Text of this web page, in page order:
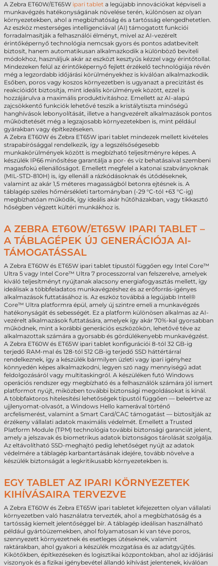
A Zebra ET60W/ET65W ipari tablet a legújabb innovációkat képviseli a
munkavégzés hatékonyságának növelése terén, különösen az olyan
környezetekben, ahol a megbízhatóság és a tartósság elengedhetetlen.
Az eszköz mesterséges intelligenciával (AI) támogatott funkciói
forradalmasítják a felhasználói élményt, mivel az AI-vezérelt
érintőképernyő technológia nemcsak gyors és pontos adatbevitelt
biztosít, hanem automatikusan alkalmazkodik a különböző beviteli
módokhoz, használjuk akár az eszközt kesztyűs kézzel vagy érintőtollal.
Mindezeken felül az érintőképernyő fejlett érzékelő technológiája révén
még a legzordabb időjárási körülményekhez is kiválóan alkalmazkodik.
Esőben, poros vagy koszos környezetben is ugyanazt a precizitást és
reakcióidőt biztosítja, mint ideális körülmények között, ezzel is
hozzájárulva a maximális produktivitáshoz. Emellett az AI-alapú
zajcsökkentő funkciók lehetővé teszik a kristálytiszta minőségű
hanghívások lebonyolítását, illetve a hangvezérelt alkalmazások pontos
működtetését még a legzajosabb környezetekben is, mint például
gyárakban vagy építkezéseken.
A Zebra ET60W és Zebra ET65W ipari tablet mindezek mellett kivételes
strapabírósággal rendelkezik, így a legszélsőségesebb
munkakörülmények között is megbízható teljesítményre képes. A
készülék IP66 minősítése garantálja a por- és víz behatásaival szembeni
magasfokú ellenállóságot. Emellett megfelel a katonai szabványoknak
(MIL-STD-810H) is, így ellenáll a rázkódásoknak és ütődéseknek,
valamint az akár 1,5 méteres magasságból betonra ejtésnek is. A
táblagép széles hőmérsékleti tartományban (-29 °C-tól +63 °C-ig)
megbízhatóan működik, így ideális akár hűtőházakban, vagy tikkasztó
hőségben végzett kültéri munkákhoz is.
A ZEBRA ET60W/ET65W IPARI TABLET –
A TÁBLAGÉPEK ÚJ GENERÁCIÓJA AI-
TÁMOGATÁSSAL
A Zebra ET60W és ET65W ipari tablet típustól függően egy Intel Core™
Ultra 5 vagy Intel Core™ Ultra 7 processzorral van felszerelve, amelyek
kiváló teljesítményt nyújtanak alacsony energiafogyasztás mellett, így
ideálisak a többfeladatos munkavégzéshez és az erőforrás-igényes
alkalmazások futtatásához is. Az eszköz továbbá a legújabb Intel®
Core™ Ultra platformra épül, amely új szintre emeli a munkavégzés
hatékonyságát és sebességét. Ez a platform különösen alkalmas az AI-
vezérelt alkalmazások futtatására, amelyek így akár 70%-kal gyorsabban
működnek, mint a korábbi generációs eszközökön, lehetővé téve az
alkalmazottak számára a gyorsabb és gördülékenyebb munkavégzést.
A Zebra ET60W és ET65W ipari tablet konfigurációi 8-tól 32 GB-ig
terjedő RAM-mal és 128-tól 512 GB-ig terjedő SSD háttértárral
rendelkeznek, így a készülék bármilyen üzleti vagy ipari igényhez
könnyedén képes alkalmazkodni, legyen szó nagy mennyiségű adat
feldolgozásáról vagy multitaskingról. A készüléken futó Windows
operációs rendszer egy megbízható és a felhasználók számára jól ismert
platformot nyújt, miközben további biztonsági megoldásokat is kínál.
A többfaktoros hitelesítési lehetőségek típustól függően — beleértve az
ujjlenyomat-olvasót, a Windows Hello kamerával történő
arcfelismerést, valamint a Smart Card/CAC támogatást — biztosítják az
érzékeny vállalati adatok maximális védelmét. Emellett a Trusted
Platform Module (TPM) technológia további biztonsági garanciát jelent,
amely a jelszavak és biometrikus adatok biztonságos tárolását szolgálja.
Az eltávolítható SSD-meghajtó pedig lehetőséget nyújt az adatok
védelmére a táblagép karbantartásának idejére, tovább növelve a
készülék biztonságát a legkritikusabb környezetekben is.
EGY TABLET AZ IPARI KÖRNYEZETEK
KIHÍVÁSAIRA TERVEZVE
A Zebra ET60W és Zebra ET65W ipari tabletet kifejezetten olyan vállalati
környezetben való használatra tervezték, ahol a megbízhatóság és a
tartósság kiemelt jelentőséggel bír. A táblagép ideálisan használható
például gyártóüzemekben, ahol folyamatosan ki van téve poros,
szennyezett környezetnek és esetleges ütéseknek, valamint
raktárakban, ahol gyakori a készülék mozgatása és az adatgyűjtés.
Kikötőkben, építkezéseken és logisztikai központokban, ahol az időjárási
viszonyok és a fizikai igénybevétel állandó kihívást jelentenek, kiválóan